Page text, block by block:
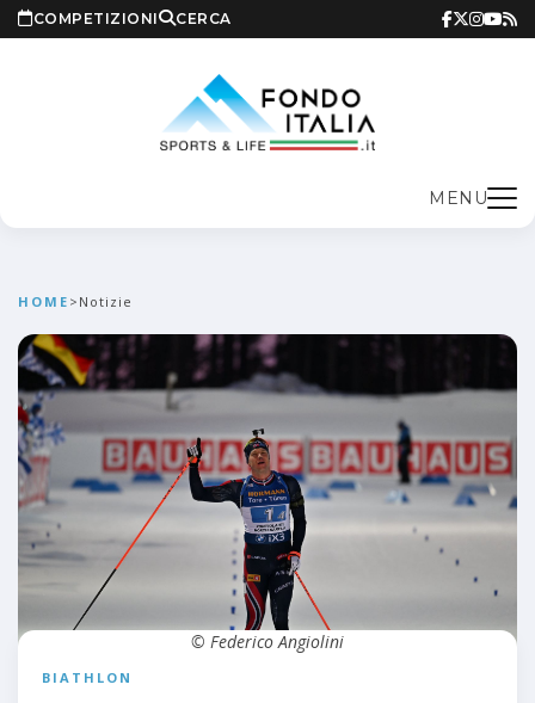
COMPETIZIONI CERCA
MENU
HOME > Notizie
BIATHLON
© Federico Angiolini